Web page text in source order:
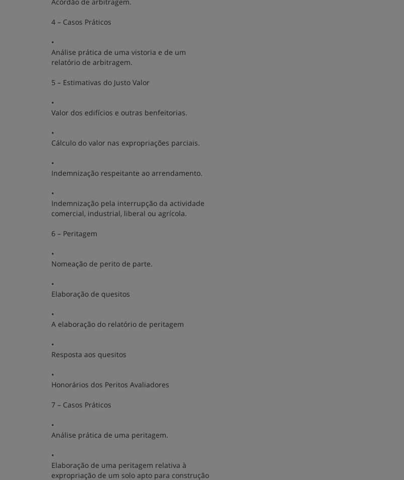
4 – Casos Práticos
•
Análise prática de uma vistoria e de um
relatório de arbitragem.
5 – Estimativas do Justo Valor
•
Valor dos edifícios e outras benfeitorias.
•
Cálculo do valor nas expropriações parciais.
•
Indemnização respeitante ao arrendamento.
•
Indemnização pela interrupção da actividade
comercial, industrial, liberal ou agrícola.
6 – Peritagem
•
Nomeação de perito de parte.
•
Elaboração de quesitos
•
A elaboração do relatório de peritagem
•
Resposta aos quesitos
•
Honorários dos Peritos Avaliadores
7 – Casos Práticos
•
Análise prática de uma peritagem.
•
Elaboração de uma peritagem relativa à
expropriação de um solo apto para construção